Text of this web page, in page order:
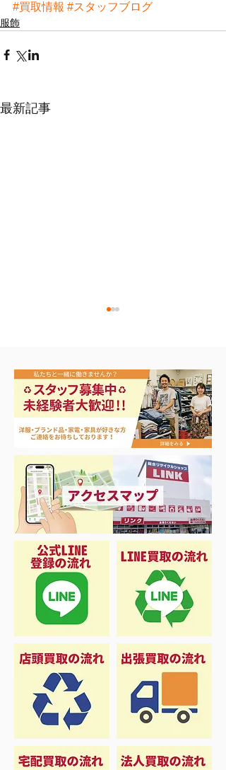
#買取情報 #スタッフブログ
服飾
最新記事
アップルウォッチ 第2世
代 A2723